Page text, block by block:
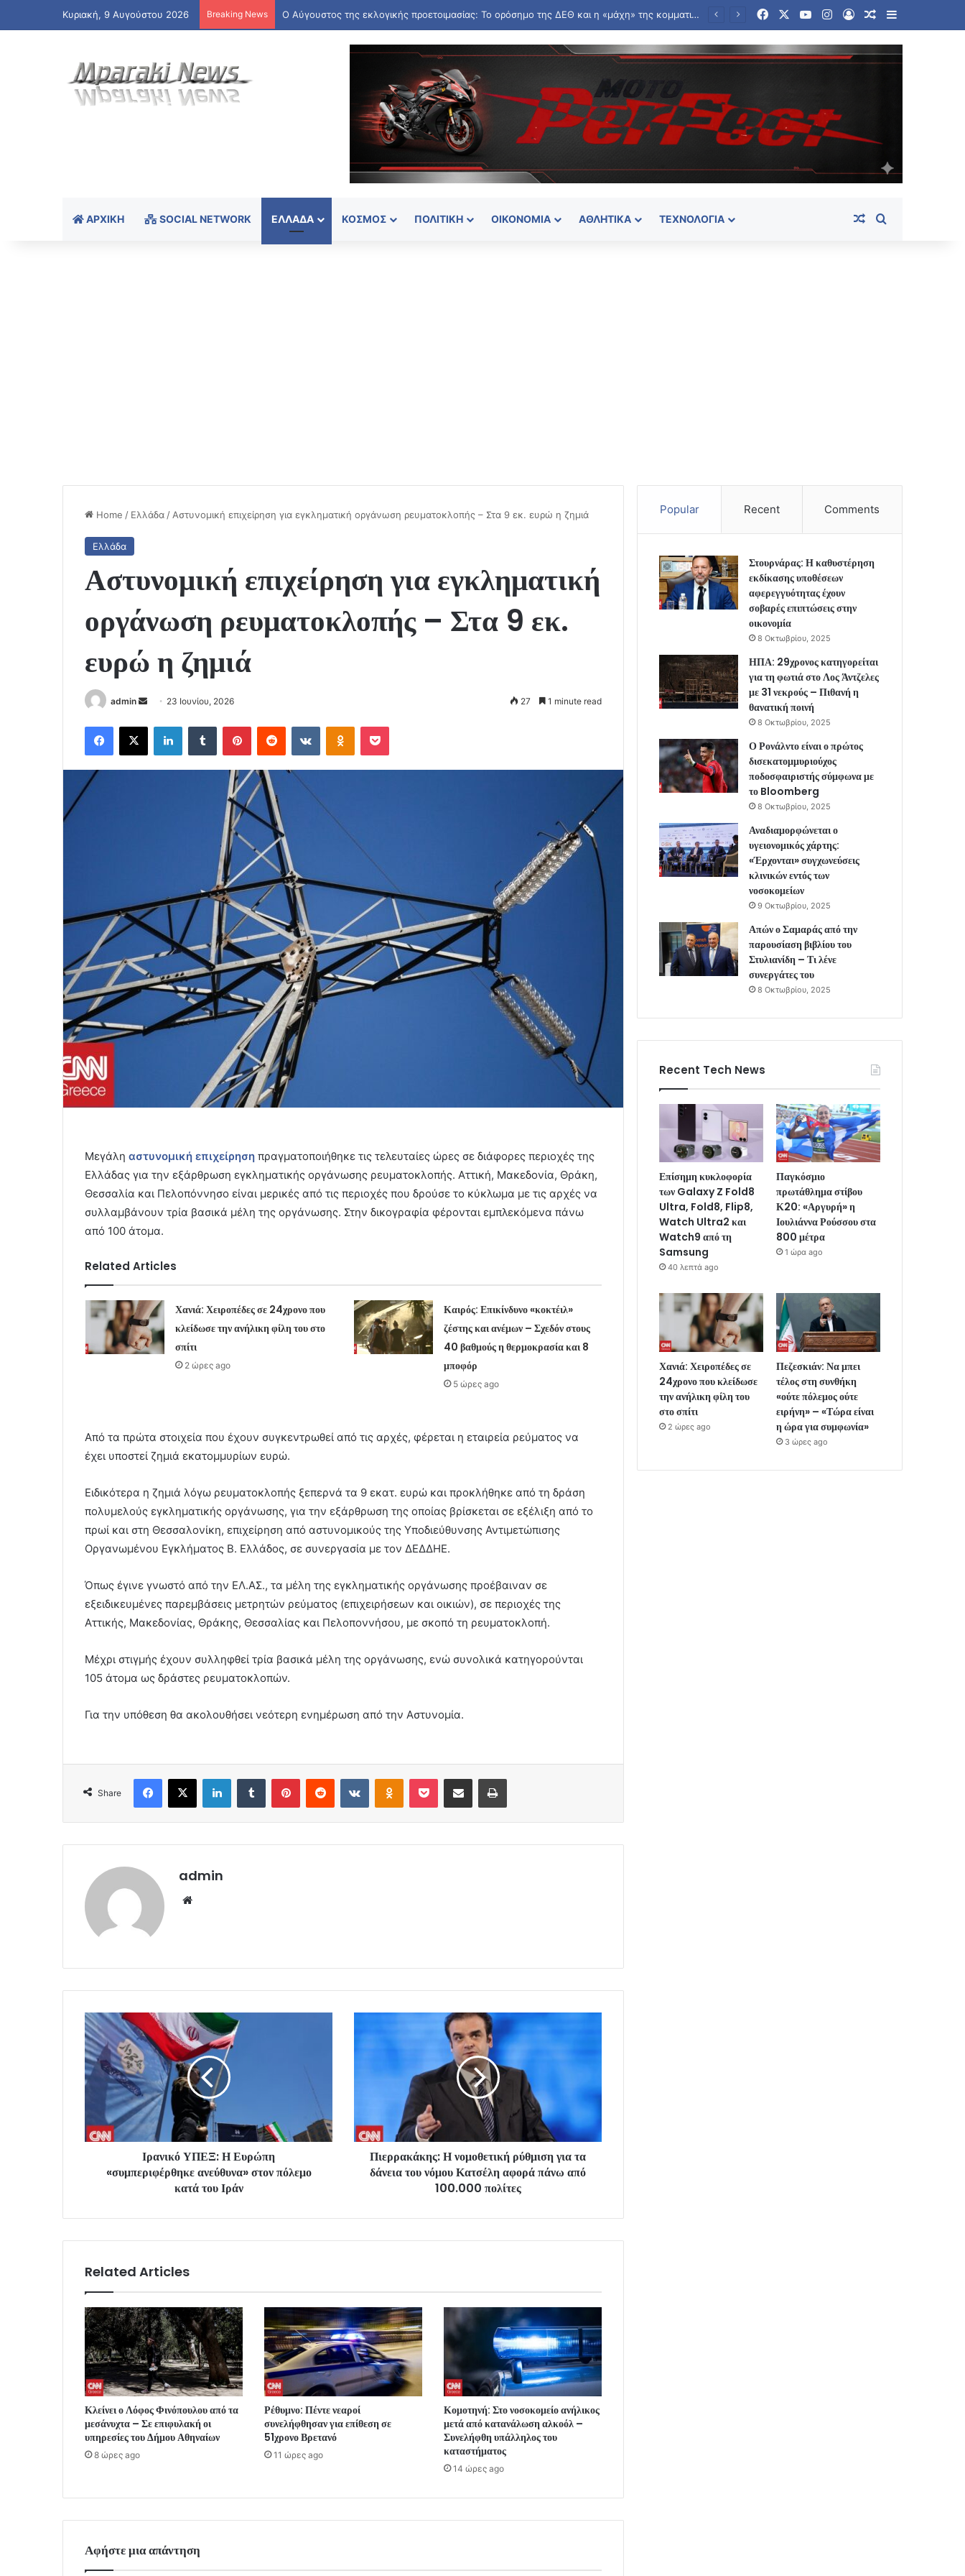
Κυριακή, 9 Αυγούστου 2026 Breaking News Επίσημη κυκλοφορία των Galaxy Z Fold8 Ultra, Fold8, Flip8, Watch Ultra2 και Watch9 από τη Samsung FacebookYouTubeInstagram
Log InRandom Article
Sidebar
ΑΡΧΙΚΉ SOCIAL NETWORK ΕΛΛΆΔΑ ΚΌΣΜΟΣ ΠΟΛΙΤΙΚΉ ΟΙΚΟΝΟΜΊΑ ΑΘΛΗΤΙΚΆ ΤΕΧΝΟΛΟΓΊΑ Random Article
Home / Ελλάδα / Αστυνομική επιχείρηση για εγκληματική οργάνωση ρευματοκλοπής – Στα 9 εκ. ευρώ η ζημιά
Ελλάδα
Αστυνομική επιχείρηση για εγκληματική
οργάνωση ρευματοκλοπής – Στα 9 εκ.
ευρώ η ζημιά
admin
Send
email
23 Ιουνίου, 2026 27 1 minute read
Facebook
X LinkedInTumblr PinterestReddit VKontakteOdnoklassniki
Pocket
Μεγάλη αστυνομική επιχείρηση πραγματοποιήθηκε τις τελευταίες ώρες σε διάφορες περιοχές της
Ελλάδας για την εξάρθρωση εγκληματικής οργάνωσης ρευματοκλοπής. Αττική, Μακεδονία, Θράκη,
Θεσσαλία και Πελοπόννησο είναι μερικές από τις περιοχές που δρούσε το κύκλωμα με τις αρχές να
συλλαμβάνουν τρία βασικά μέλη της οργάνωσης. Στην δικογραφία φέρονται εμπλεκόμενα πάνω
από 100 άτομα.
Related Articles
Χανιά: Χειροπέδες σε 24χρονο που
κλείδωσε την ανήλικη φίλη του στο
σπίτι
2 ώρες ago
Καιρός: Επικίνδυνο «κοκτέιλ»
ζέστης και ανέμων – Σχεδόν στους
40 βαθμούς η θερμοκρασία και 8
μποφόρ
5 ώρες ago
Από τα πρώτα στοιχεία που έχουν συγκεντρωθεί από τις αρχές, φέρεται η εταιρεία ρεύματος να
έχει υποστεί ζημιά εκατομμυρίων ευρώ.
Ειδικότερα η ζημιά λόγω ρευματοκλοπής ξεπερνά τα 9 εκατ. ευρώ και προκλήθηκε από τη δράση
πολυμελούς εγκληματικής οργάνωσης, για την εξάρθρωση της οποίας βρίσκεται σε εξέλιξη από το
πρωί και στη Θεσσαλονίκη, επιχείρηση από αστυνομικούς της Υποδιεύθυνσης Αντιμετώπισης
Οργανωμένου Εγκλήματος Β. Ελλάδος, σε συνεργασία με τον ΔΕΔΔΗΕ.
Όπως έγινε γνωστό από την ΕΛ.ΑΣ., τα μέλη της εγκληματικής οργάνωσης προέβαιναν σε
εξειδικευμένες παρεμβάσεις μετρητών ρεύματος (επιχειρήσεων και οικιών), σε περιοχές της
Αττικής, Μακεδονίας, Θράκης, Θεσσαλίας και Πελοποννήσου, με σκοπό τη ρευματοκλοπή.
Μέχρι στιγμής έχουν συλληφθεί τρία βασικά μέλη της οργάνωσης, ενώ συνολικά κατηγορούνται
105 άτομα ως δράστες ρευματοκλοπών.
Για την υπόθεση θα ακολουθήσει νεότερη ενημέρωση από την Αστυνομία.
Share
Facebook
X LinkedInTumblr PinterestReddit VKontakteOdnoklassniki
Pocket Share via Email Print
admin
Ιρανικό ΥΠΕΞ: Η Ευρώπη
«συμπεριφέρθηκε ανεύθυνα» στον πόλεμο
κατά του Ιράν
Πιερρακάκης: Η νομοθετική ρύθμιση για τα
δάνεια του νόμου Κατσέλη αφορά πάνω από
100.000 πολίτες
Related Articles
Κλείνει ο Λόφος Φινόπουλου από τα
μεσάνυχτα – Σε επιφυλακή οι
υπηρεσίες του Δήμου Αθηναίων
8 ώρες ago
Ρέθυμνο: Πέντε νεαροί
συνελήφθησαν για επίθεση σε
51χρονο Βρετανό
11 ώρες ago
Κομοτηνή: Στο νοσοκομείο ανήλικος
μετά από κατανάλωση αλκοόλ –
Συνελήφθη υπάλληλος του
καταστήματος
14 ώρες ago
Αφήστε μια απάντηση
Popular Recent Comments
Στουρνάρας: Η καθυστέρηση
εκδίκασης υποθέσεων
αφερεγγυότητας έχουν
σοβαρές επιπτώσεις στην
οικονομία
8 Οκτωβρίου, 2025
ΗΠΑ: 29χρονος κατηγορείται
για τη φωτιά στο Λος Άντζελες
με 31 νεκρούς – Πιθανή η
θανατική ποινή
8 Οκτωβρίου, 2025
Ο Ρονάλντο είναι ο πρώτος
δισεκατομμυριούχος
ποδοσφαιριστής σύμφωνα με
το Bloomberg
8 Οκτωβρίου, 2025
Αναδιαμορφώνεται ο
υγειονομικός χάρτης:
«Έρχονται» συγχωνεύσεις
κλινικών εντός των
νοσοκομείων
9 Οκτωβρίου, 2025
Απών ο Σαμαράς από την
παρουσίαση βιβλίου του
Στυλιανίδη – Τι λένε
συνεργάτες του
8 Οκτωβρίου, 2025
Recent Tech News
Επίσημη κυκλοφορία
των Galaxy Z Fold8
Ultra, Fold8, Flip8,
Watch Ultra2 και
Watch9 από τη
Samsung
40 λεπτά ago
Παγκόσμιο
πρωτάθλημα στίβου
Κ20: «Αργυρή» η
Ιουλιάννα Ρούσσου στα
800 μέτρα
1 ώρα ago
Χανιά: Χειροπέδες σε
24χρονο που κλείδωσε
την ανήλικη φίλη του
στο σπίτι
2 ώρες ago
Πεζεσκιάν: Να μπει
τέλος στη συνθήκη
«ούτε πόλεμος ούτε
ειρήνη» – «Τώρα είναι
η ώρα για συμφωνία»
3 ώρες ago